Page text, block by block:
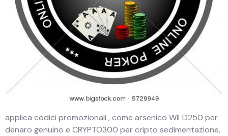
applica codici promozionali , come arsenico WILD250 per
denaro genuino e CRYPTO300 per cripto sedimentazione,